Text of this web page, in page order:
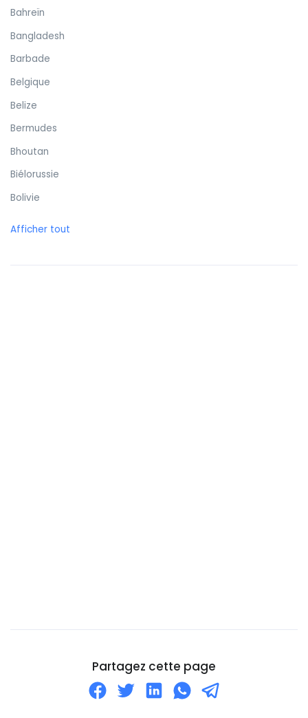
Bahreïn
Bangladesh
Barbade
Belgique
Belize
Bermudes
Bhoutan
Biélorussie
Bolivie
Botswana
Afficher tout
Partagez cette page